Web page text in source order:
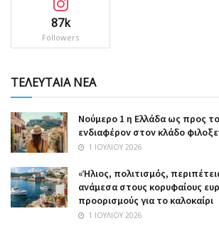
87k
Followers
ΤΕΛΕΥΤΑΙΑ ΝΕΑ
Nούμερο 1 η Ελλάδα ως προς
ενδιαφέρον στον κλάδο
1 ΙΟΥΛΊΟΥ 2026
«Ήλιος, πολιτισμός,
ανάμεσα στους κορυφαίους
προορισμούς για το καλοκαίρι
1 ΙΟΥΛΊΟΥ 2026